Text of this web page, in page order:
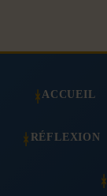
ACCUEIL
RÉFLEXION